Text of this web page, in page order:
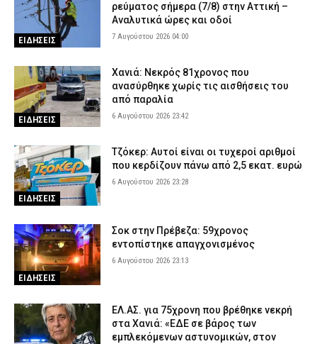
ΕΙΔΗΣΕΙΣ
ρεύματος σήμερα (7/8) στην Αττική –
Αναλυτικά ώρες και οδοί
7 Αυγούστου 2026 04:00
ΕΙΔΗΣΕΙΣ
Χανιά: Νεκρός 81χρονος που
ανασύρθηκε χωρίς τις αισθήσεις του
από παραλία
6 Αυγούστου 2026 23:42
ΕΙΔΗΣΕΙΣ
Τζόκερ: Αυτοί είναι οι τυχεροί αριθμοί
που κερδίζουν πάνω από 2,5 εκατ. ευρώ
6 Αυγούστου 2026 23:28
ΕΙΔΗΣΕΙΣ
Σοκ στην Πρέβεζα: 59χρονος
εντοπίστηκε απαγχονισμένος
6 Αυγούστου 2026 23:13
ΕΛ.ΑΣ. για 75χρονη που βρέθηκε νεκρή
στα Χανιά: «ΕΔΕ σε βάρος των
εμπλεκόμενων αστυνομικών, στον